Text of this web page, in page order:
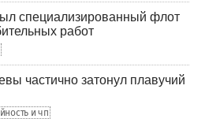
специализированный флот
работ
частично затонул плавучий
и чп